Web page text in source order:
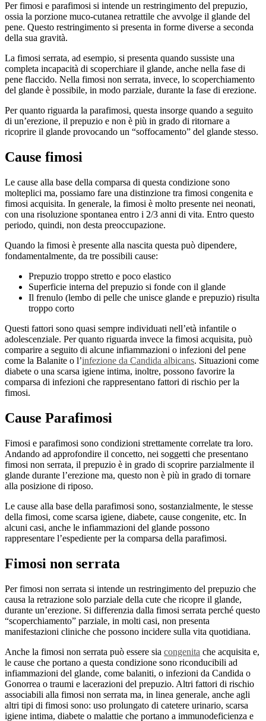
Per fimosi e parafimosi si intende un restringimento del prepuzio,
ossia la porzione muco-cutanea retrattile che avvolge il glande del
pene. Questo restringimento si presenta in forme diverse a seconda
della sua gravità.
La fimosi serrata, ad esempio, si presenta quando sussiste una
completa incapacità di scoperchiare il glande, anche nella fase di
pene flaccido. Nella fimosi non serrata, invece, lo scoperchiamento
del glande è possibile, in modo parziale, durante la fase di erezione.
Per quanto riguarda la parafimosi, questa insorge quando a seguito
di un’erezione, il prepuzio e non è più in grado di ritornare a
ricoprire il glande provocando un “soffocamento” del glande stesso.
Cause fimosi
Le cause alla base della comparsa di questa condizione sono
molteplici ma, possiamo fare una distinzione tra fimosi congenita e
fimosi acquisita. In generale, la fimosi è molto presente nei neonati,
con una risoluzione spontanea entro i 2/3 anni di vita. Entro questo
periodo, quindi, non desta preoccupazione.
Quando la fimosi è presente alla nascita questa può dipendere,
fondamentalmente, da tre possibili cause:
Prepuzio troppo stretto e poco elastico
Superficie interna del prepuzio si fonde con il glande
Il frenulo (lembo di pelle che unisce glande e prepuzio) risulta
troppo corto
Questi fattori sono quasi sempre individuati nell’età infantile o
adolescenziale. Per quanto riguarda invece la fimosi acquisita, può
comparire a seguito di alcune infiammazioni o infezioni del pene
come la Balanite o l’infezione da Candida albicans. Situazioni come
diabete o una scarsa igiene intima, inoltre, possono favorire la
comparsa di infezioni che rappresentano fattori di rischio per la
fimosi.
Cause Parafimosi
Fimosi e parafimosi sono condizioni strettamente correlate tra loro.
Andando ad approfondire il concetto, nei soggetti che presentano
fimosi non serrata, il prepuzio è in grado di scoprire parzialmente il
glande durante l’erezione ma, questo non è più in grado di tornare
alla posizione di riposo.
Le cause alla base della parafimosi sono, sostanzialmente, le stesse
della fimosi, come scarsa igiene, diabete, cause congenite, etc. In
alcuni casi, anche le infiammazioni del glande possono
rappresentare l’espediente per la comparsa della parafimosi.
Fimosi non serrata
Per fimosi non serrata si intende un restringimento del prepuzio che
causa la retrazione solo parziale della cute che ricopre il glande,
durante un’erezione. Si differenzia dalla fimosi serrata perché questo
“scoperchiamento” parziale, in molti casi, non presenta
manifestazioni cliniche che possono incidere sulla vita quotidiana.
Anche la fimosi non serrata può essere sia congenita che acquisita e,
le cause che portano a questa condizione sono riconducibili ad
infiammazioni del glande, come balaniti, o infezioni da Candida o
Gonorrea o traumi e lacerazioni del prepuzio. Altri fattori di rischio
associabili alla fimosi non serrata ma, in linea generale, anche agli
altri tipi di fimosi sono: uso prolungato di catetere urinario, scarsa
igiene intima, diabete o malattie che portano a immunodeficienza e